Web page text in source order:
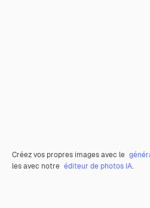
Créez vos propres images avec le
les avec notre éditeur de photos IA.